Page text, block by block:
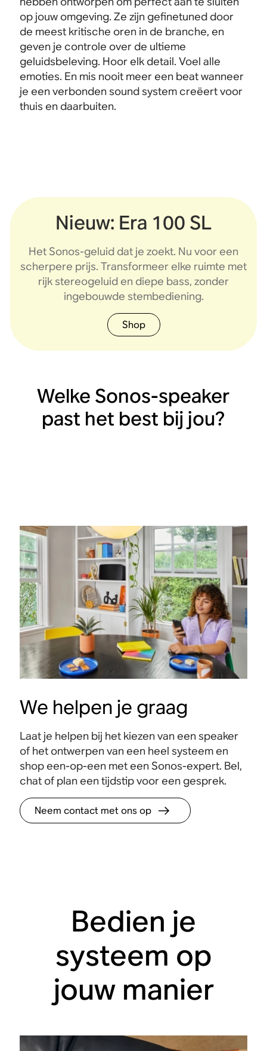
op jouw omgeving. Ze zijn gefinetuned door
de meest kritische oren in de branche, en
geven je controle over de ultieme
geluidsbeleving. Hoor elk detail. Voel alle
emoties. En mis nooit meer een beat wanneer
je een verbonden sound system creëert voor
thuis en daarbuiten.
Ruimtelijke audio
speaker gebouwd
voor Dolby Atmos.
Compact
stereogeluid en rijke
bass, met
stembediening.
Compact
stereogeluid en rijke
bass, zonder
stembediening.
Topmodel
hifispeaker met
diepe bass en
lijningang.
Ultradraagbare,
waterdichte speaker
gebouwd om mee
op reis te nemen.
Draagbare,
waterdichte speaker
gebouwd voor thuis
en daarbuiten
Topmodel
draagbare speaker
voor binnen én
buiten.
Nieuw: Era 100 SL
Het Sonos-geluid dat je zoekt. Nu voor een
scherpere prijs. Transformeer elke ruimte met
rijk stereogeluid en diepe bass, zonder
ingebouwde stembediening.
Shop
Welke Sonos-speaker
past het best bij jou?
We helpen je graag
Laat je helpen bij het kiezen van een speaker
of het ontwerpen van een heel systeem en
shop een-op-een met een Sonos-expert. Bel,
chat of plan een tijdstip voor een gesprek.
Neem contact met ons op
Bedien je
systeem op
jouw manier